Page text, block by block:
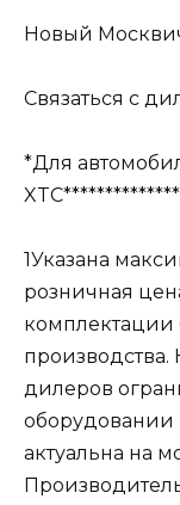
Новый
Связаться с
*Для
1Указана
розничная
комплектации
производства.
дилеров
оборудовании
актуальна на